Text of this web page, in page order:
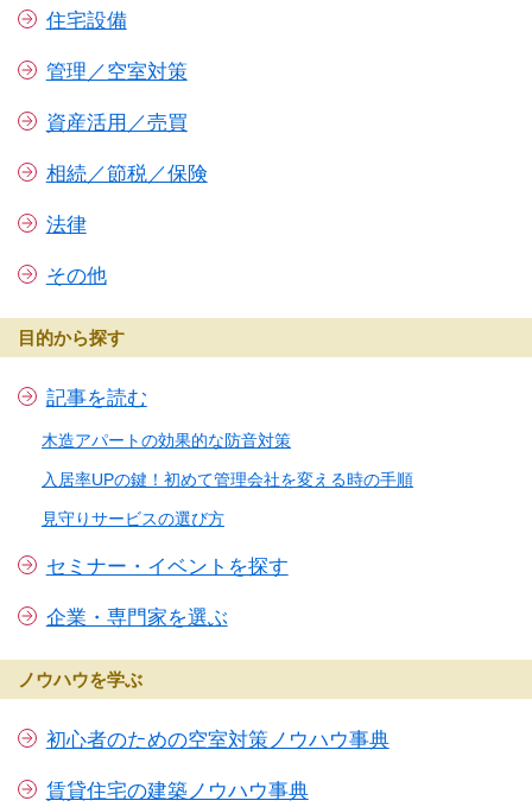
住宅設備
管理／空室対策
資産活用／売買
相続／節税／保険
法律
その他
目的から探す
記事を読む
木造アパートの効果的な防音対策
入居率UPの鍵！初めて管理会社を変える時の手順
見守りサービスの選び方
セミナー・イベントを探す
企業・専門家を選ぶ
ノウハウを学ぶ
初心者のための空室対策ノウハウ事典
賃貸住宅の建築ノウハウ事典